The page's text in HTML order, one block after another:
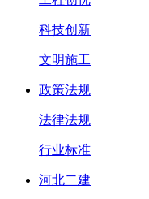
科技创新
文明施工
政策法规
法律法规
行业标准
河北二建